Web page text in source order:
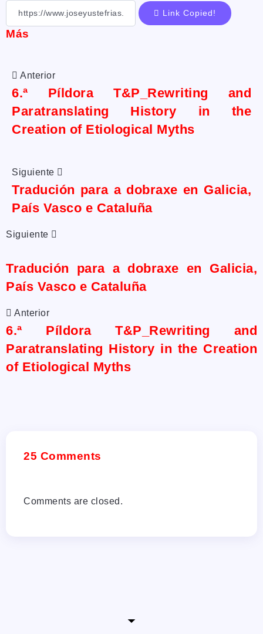
Link Copied!
Más
Anterior
6.ª Píldora T&P_Rewriting and
Paratranslating History in the
Creation of Etiological Myths
Siguiente
Tradución para a dobraxe en Galicia,
País Vasco e Cataluña
Siguiente
Tradución para a dobraxe en Galicia,
País Vasco e Cataluña
Anterior
6.ª Píldora T&P_Rewriting and
Paratranslating History in the Creation
of Etiological Myths
25 Comments
Comments are closed.